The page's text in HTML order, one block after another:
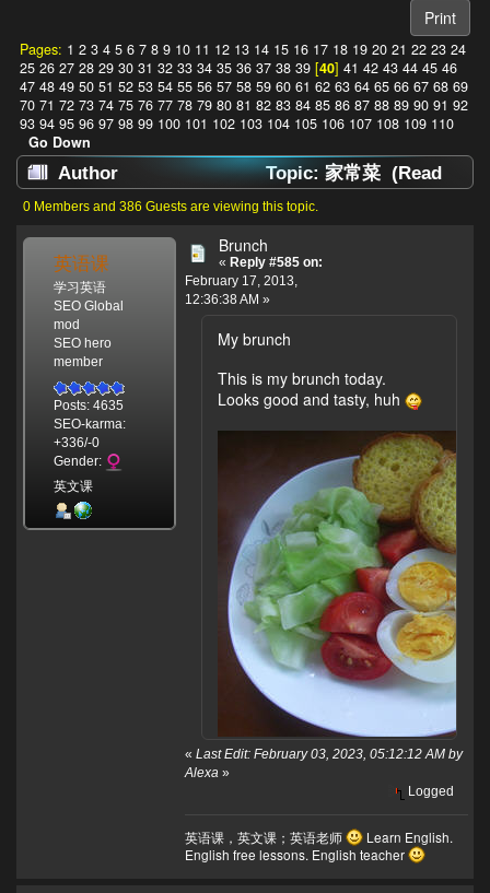
Print
Pages: 1 2 3 4 5 6 7 8 9 10 11 12 13 14 15 16 17 18 19 20 21 22 23 24
25 26 27 28 29 30 31 32 33 34 35 36 37 38 39[40] 41 42 43 44 45 46
47 48 49 50 51 52 53 54 55 56 57 58 59 60 61 62 63 64 65 66 67 68 69
70 71 72 73 74 75 76 77 78 79 80 81 82 83 84 85 86 87 88 89 90 91 92
93 94 95 96 97 98 99 100 101 102 103 104 105 106 107 108 109 110
Go Down
Author
Topic: 家常菜 (Read
1386829 times)
0 Members and 386 Guests are viewing this topic.
英语课
学习英语
SEO Global
mod
SEO hero
member
Posts: 4635
SEO-karma:
+336/-0
Gender:
英文课
Brunch
« Reply #585 on:
February 17, 2013,
12:36:38 AM »
My brunch
This is my brunch today.
Looks good and tasty, huh
« Last Edit: February 03, 2023, 05:12:12 AM by
Alexa »
Logged
英语课，英文课；英语老师
Learn English.
English free lessons. English teacher